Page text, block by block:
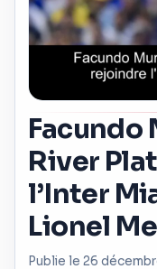
Facundo
River
l’Inter
Lionel
Publie le 26